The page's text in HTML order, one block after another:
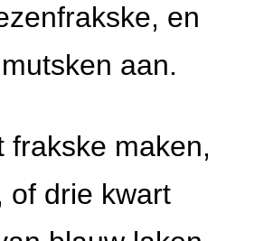
en
aan.
frakske maken,
of drie kwart